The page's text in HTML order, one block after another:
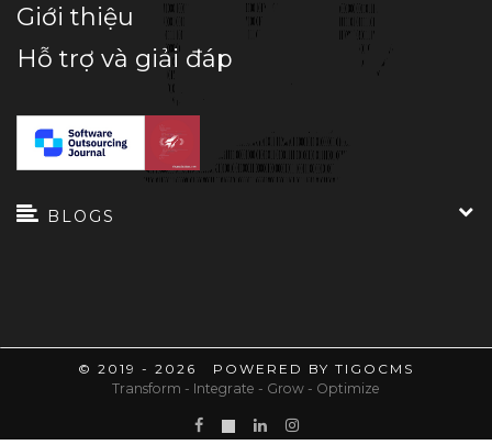
Giới thiệu
Hỗ trợ và giải đáp
BLOGS
© 2019 - 2026 POWERED BY TIGOCMS
Transform - Integrate - Grow - Optimize